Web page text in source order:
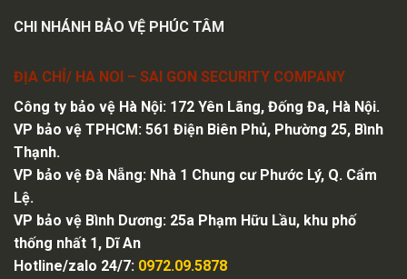
CHI NHÁNH BẢO VỆ PHÚC TÂM
ĐỊA CHỈ/ HA NOI – SAI GON SECURITY COMPANY
Công ty bảo vệ Hà Nội: 172 Yên Lãng, Đống Đa, Hà Nội.
VP bảo vệ TPHCM: 561 Điện Biên Phủ, Phường 25, Bình
Thạnh.
VP bảo vệ Đà Nẵng: Nhà 1 Chung cư Phước Lý, Q. Cẩm
Lệ.
VP bảo vệ Bình Dương: 25a Phạm Hữu Lầu, khu phố
thống nhất 1, Dĩ An
Hotline/zalo 24/7: 0972.09.5878